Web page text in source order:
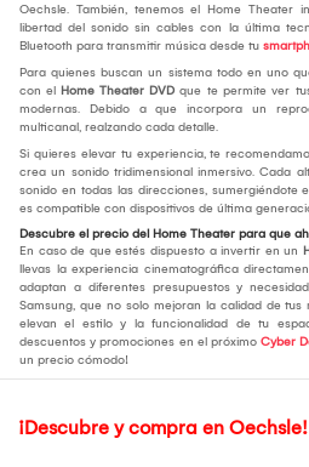
Oechsle. También, tenemos el Home Theater
libertad del sonido sin cables con la última
Bluetooth para transmitir música desde tu
Para quienes buscan un sistema todo en uno
con el Home Theater DVD que te permite ver
modernas. Debido a que incorpora un
multicanal, realzando cada detalle.
Si quieres elevar tu experiencia, te
crea un sonido tridimensional inmersivo. Cada
sonido en todas las direcciones, sumergiéndote
es compatible con dispositivos de última
Descubre el precio del Home Theater para que
En caso de que estés dispuesto a invertir en un
llevas la experiencia cinematográfica
adaptan a diferentes presupuestos y
Samsung, que no solo mejoran la calidad de
elevan el estilo y la funcionalidad de tu
descuentos y promociones en el próximo Cyber
un precio cómodo!
¡Descubre y compra en Oechsle!